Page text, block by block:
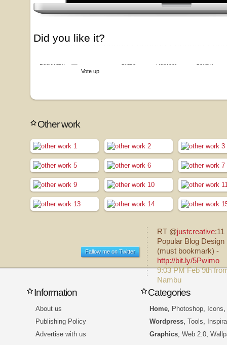
Did you like it?
Vote up
Other work
Fallow me on Twitter
RT @justcreative:11
Popular Blog Design
(must bookmark) -
http://bit.ly/5Pwimo
9:03 PM Feb 9th
Nambu
Information
About us
Publishing Policy
Advertise with us
Categories
Home Photoshop Icons
Wordpress Tools
Graphics Web 2.0